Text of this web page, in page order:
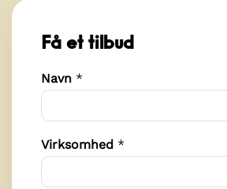
Få et tilbud
Navn *
Virksomhed *